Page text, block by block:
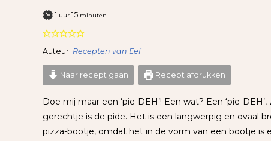
1uur
uur 15minuten
minuten
Auteur:Recepten van Eef
Naar recept gaan Recept afdrukken
Doe mij maar een ‘pie-DEH’! Een wat? Een ‘pie-
gerechtje is de pide. Het is een langwerpig en ovaal
pizza-bootje, omdat het in de vorm van een bootje is